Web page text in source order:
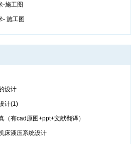
-施工图
- 施工图
设计
计(1)
（有cad原图+ppt+文献翻译）
床液压系统设计